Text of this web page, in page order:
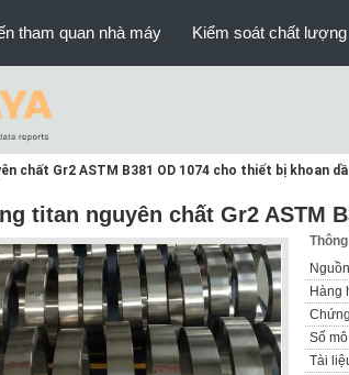
tham quan nhà máy Kiểm soát chất lượng
chất Gr2 ASTM B381 OD 1074 cho thiết bị khoan
titan nguyên chất Gr2 ASTM
Hàng
Số
Tài